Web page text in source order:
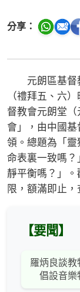
分享：
元朗區基督教
（禮拜五、六
督教會元朗堂
會」，由中國
領。總題為「
命表裏一致嗎
靜平衡嗎？」
限，額滿即止，
【要聞】
羅炳良談教
倡設音樂